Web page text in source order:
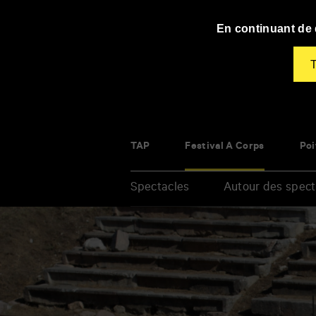
TAP Festival À Corps
Spectacles Autour des
Renseigner
vos
mots
clés
En continuant de